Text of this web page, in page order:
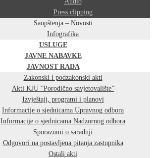
Press clipping
Saopštenja – Novosti
Infografika
USLUGE
JAVNE NABAVKE
JAVNOST RADA
Zakonski i podzakonski akti
Akti KJU ”Porodično savjetovalište”
Izvještaji, programi i planovi
Informacije o sjednicama Upravnog odbora
Informacije o sjednicama Nadzornog odbora
Sporazumi o saradnji
Odgovori na postavljena pitanja zastupnika
Ostali akti